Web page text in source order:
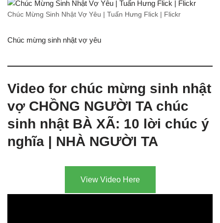
Chúc Mừng Sinh Nhật Vợ Yêu | Tuấn Hưng Flick | Flickr
Chúc mừng sinh nhật vợ yêu
Video for chúc mừng sinh nhật
vợ CHỒNG NGƯỜI TA chúc
sinh nhật BÀ XÃ: 10 lời chúc ý
nghĩa | NHÀ NGƯỜI TA
View Video Here